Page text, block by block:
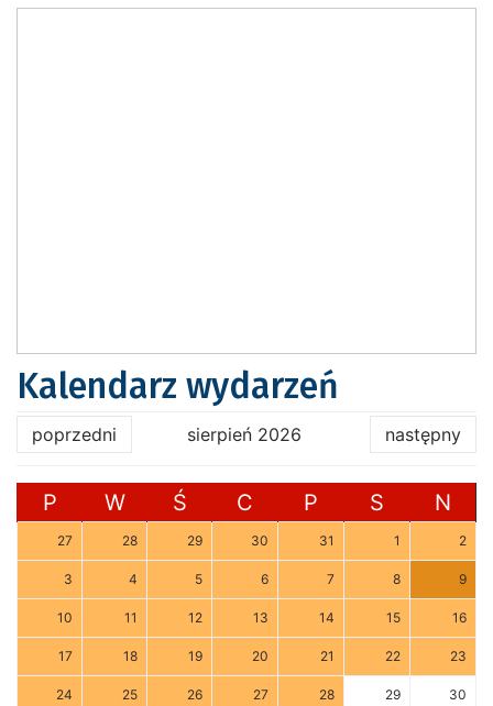
Kalendarz wydarzeń
poprzedni sierpień 2026 następny
P W Ś C P S N
27 28 29 30 31 1 2
3 4 5 6 7 8 9
10 11 12 13 14 15 16
17 18 19 20 21 22 23
24 25 26 27 28 29 30